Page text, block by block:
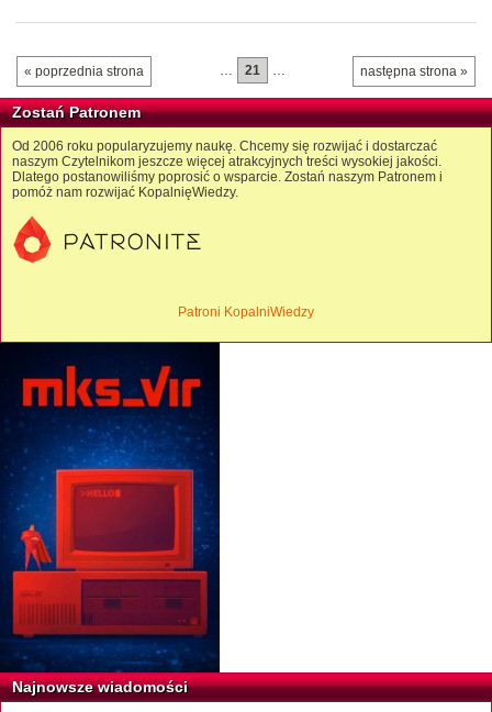
« poprzednia strona następna strona »
… 21 …
Zostań Patronem
Od 2006 roku popularyzujemy naukę. Chcemy się rozwijać i dostarczać
naszym Czytelnikom jeszcze więcej atrakcyjnych treści wysokiej jakości.
Dlatego postanowiliśmy poprosić o wsparcie. Zostań naszym Patronem i
pomóż nam rozwijać KopalnięWiedzy.
Patroni KopalniWiedzy
Najnowsze wiadomości